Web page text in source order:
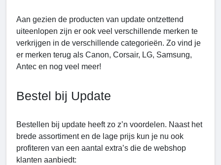
Aan gezien de producten van update ontzettend
uiteenlopen zijn er ook veel verschillende merken te
verkrijgen in de verschillende categorieën. Zo vind je
er merken terug als Canon, Corsair, LG, Samsung,
Antec en nog veel meer!
Bestel bij Update
Bestellen bij update heeft zo z’n voordelen. Naast het
brede assortiment en de lage prijs kun je nu ook
profiteren van een aantal extra’s die de webshop
klanten aanbiedt: